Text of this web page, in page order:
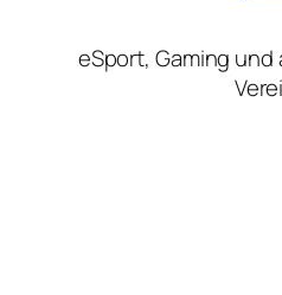
eSport, Gaming